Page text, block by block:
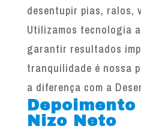
desentupir pias, ralos,
Utilizamos tecnologia
garantir resultados
tranquilidade é nossa
a diferença com a
Depoimento
Nizo Neto